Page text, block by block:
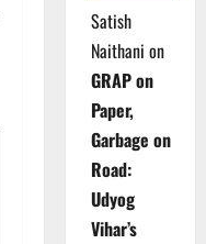
Satish
Naithani on
GRAP on
Paper,
Garbage on
Road:
Udyog
Vihar’s